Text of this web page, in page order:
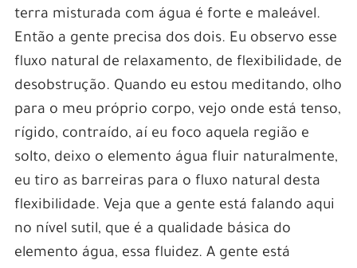
terra misturada com água é forte e maleável.
Então a gente precisa dos dois. Eu observo esse
fluxo natural de relaxamento, de flexibilidade, de
desobstrução. Quando eu estou meditando, olho
para o meu próprio corpo, vejo onde está tenso,
rígido, contraído, aí eu foco aquela região e
solto, deixo o elemento água fluir naturalmente,
eu tiro as barreiras para o fluxo natural desta
flexibilidade. Veja que a gente está falando aqui
no nível sutil, que é a qualidade básica do
elemento água, essa fluidez. A gente está